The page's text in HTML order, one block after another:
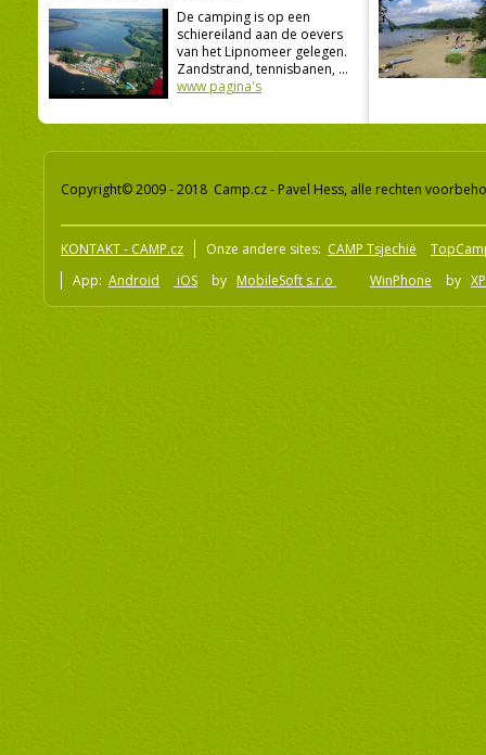
De camping is op een
schiereiland aan de oevers
van het Lipnomeer gelegen.
Zandstrand, tennisbanen, ...
www pagina's
Copyright© 2009 - 2018 Camp.cz - Pavel Hess, alle rechten
KONTAKT - CAMP.cz Onze andere sites: CAMP Tsjechië
App: Android iOS by MobileSoft s.r.o WinPhone by